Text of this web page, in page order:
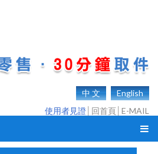
中 文
English
使用者見證 回首頁 E-MAIL